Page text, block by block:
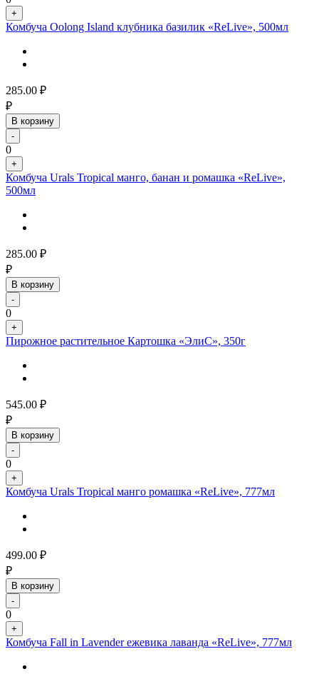
+
Комбуча Oolong Island клубника базилик «ReLive», 500мл
285.00 ₽
₽
В корзину
-
0
+
Комбуча Urals Tropical манго, банан и ромашка «ReLive»,
500мл
285.00 ₽
₽
В корзину
-
0
+
Пирожное растительное Картошка «ЭлиС», 350г
545.00 ₽
₽
В корзину
-
0
+
Комбуча Urals Tropical манго ромашка «ReLive», 777мл
499.00 ₽
₽
В корзину
-
0
+
Комбуча Fall in Lavender ежевика лаванда «ReLive», 777мл